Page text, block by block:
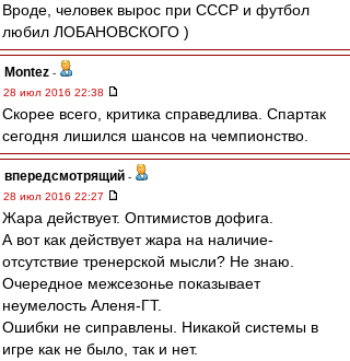
Вроде, человек вырос при СССР и футбол
любил ЛОБАНОВСКОГО )
Montez -
28 июл 2016 22:38
Скорее всего, критика справедлива. Спартак
сегодня лишился шансов на чемпионство.
впередсмотрящий -
28 июл 2016 22:27
Жара действует. Оптимистов дофига.
А вот как действует жара на наличие-
отсутствие тренерской мысли? Не знаю.
Очередное межсезонье показывает
неумелость Аленя-ГТ.
Ошибки не сиправлены. Никакой системы в
игре как не было, так и нет.